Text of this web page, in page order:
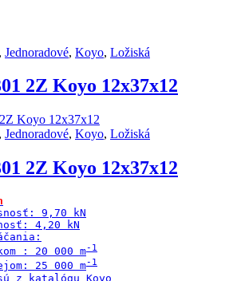
, Jednoradové, Koyo, Ložiská
2Z Koyo 12x37x12
, Jednoradové, Koyo, Ložiská
2Z Koyo 12x37x12
9,70 kN
4,20 kN
: 20 000 m
25 000 m